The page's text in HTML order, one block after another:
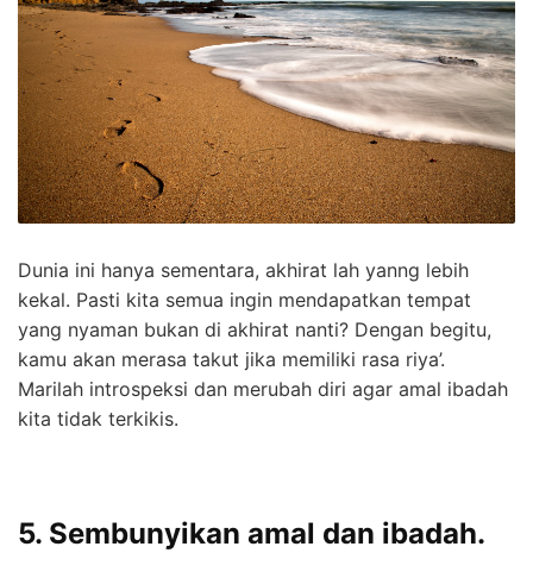
Dunia ini hanya sementara, akhirat lah yanng lebih
kekal. Pasti kita semua ingin mendapatkan tempat
yang nyaman bukan di akhirat nanti? Dengan begitu,
kamu akan merasa takut jika memiliki rasa riya’.
Marilah introspeksi dan merubah diri agar amal ibadah
kita tidak terkikis.
5. Sembunyikan amal dan ibadah.